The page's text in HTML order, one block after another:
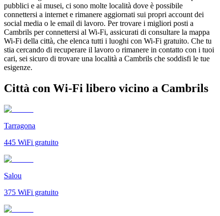
pubblici e ai musei, ci sono molte località dove è possibile
connettersi a internet e rimanere aggiornati sui propri account dei
social media o le email di lavoro. Per trovare i migliori posti a
Cambrils per connettersi al Wi-Fi, assicurati di consultare la mappa
Wi-Fi della città, che elenca tutti i luoghi con Wi-Fi gratuito. Che tu
stia cercando di recuperare il lavoro o rimanere in contatto con i tuoi
cari, sei sicuro di trovare una località a Cambrils che soddisfi le tue
esigenze.
Città con Wi-Fi libero vicino a Cambrils
Tarragona
445 WiFi gratuito
Salou
375 WiFi gratuito